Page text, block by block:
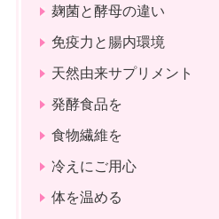
麹菌と酵母の違い
免疫力と腸内環境
天然由来サプリメント
発酵食品を
食物繊維を
冷えにご用心
体を温める